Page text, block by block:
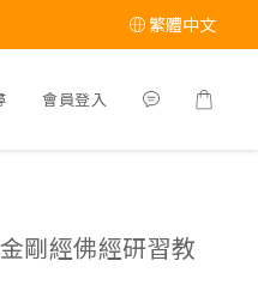
繁體中文
會員登入
剛經佛經研習教